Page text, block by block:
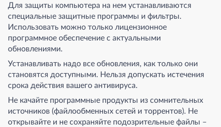
Для защиты компьютера на нем устанавливаются
специальные защитные программы и фильтры.
Использовать можно только лицензионное
программное обеспечение с актуальными
обновлениями.
Устанавливать надо все обновления, как только они
становятся доступными. Нельзя допускать истечения
срока действия вашего антивируса.
Не качайте программные продукты из сомнительных
источников (файлообменных сетей и торрентов). Не
открывайте и не сохраняйте подозрительные файлы –